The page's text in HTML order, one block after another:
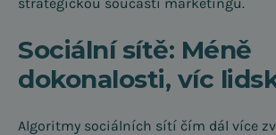
Sociální sítě: Méně
dokonalosti, víc
Algoritmy sociálních sítí čím dál více